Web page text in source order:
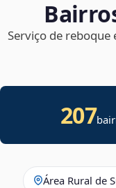
Serviço de reboque
207
Área Rural de